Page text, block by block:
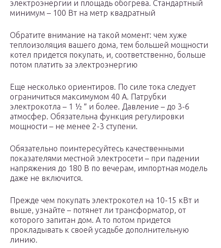
электроэнергии и площадь обогрева. Стандартный
минимум – 100 Вт на метр квадратный
Обратите внимание на такой момент: чем хуже
теплоизоляция вашего дома, тем большей мощности
котел придется покупать, и, соответственно, больше
потом платить за электроэнергию
Еще несколько ориентиров. По силе тока следует
ограничиться максимумом 40 А. Патрубки
электрокотла – 1 ½ ″ и более. Давление – до 3-6
атмосфер. Обязательна функция регулировки
мощности – не менее 2-3 ступени.
Обязательно поинтересуйтесь качественными
показателями местной электросети – при падении
напряжения до 180 В по вечерам, импортная модель
даже не включится.
Прежде чем покупать электрокотел на 10-15 кВт и
выше, узнайте – потянет ли трансформатор, от
которого запитан дом. А то потом придется
прокладывать к своей усадьбе дополнительную
линию.